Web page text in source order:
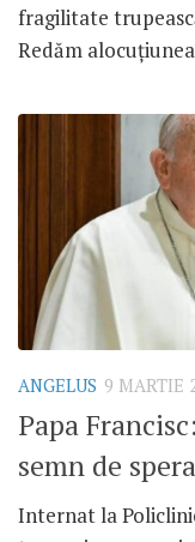
fragilitate
Redăm
ANGELUS 9 MARTIE
Papa
semn de
Internat la